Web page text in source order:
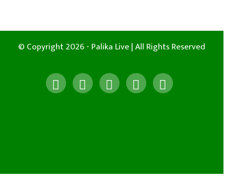
© Copyright 2026 - Palika Live | All Rights Reserved